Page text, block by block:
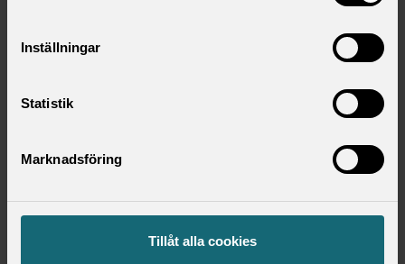
Inställningar
Statistik
Marknadsföring
Tillåt alla cookies
lena.granqvist@saco.se